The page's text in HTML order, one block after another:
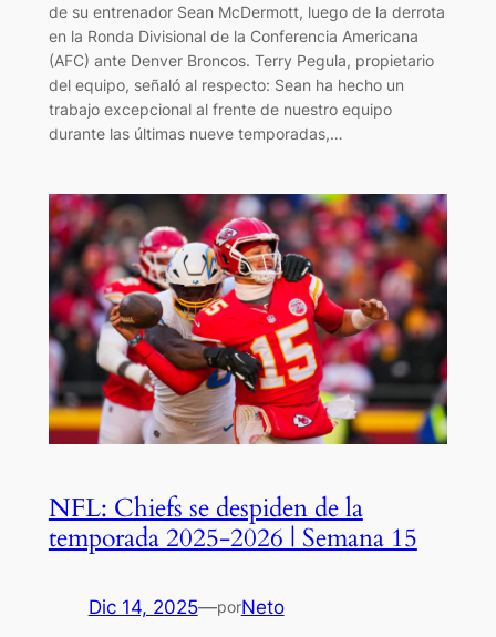
de su entrenador Sean McDermott, luego de la derrota
en la Ronda Divisional de la Conferencia Americana
(AFC) ante Denver Broncos. Terry Pegula, propietario
del equipo, señaló al respecto: Sean ha hecho un
trabajo excepcional al frente de nuestro equipo
durante las últimas nueve temporadas,…
NFL: Chiefs se despiden de la
temporada 2025-2026 | Semana 15
Dic 14, 2025—porNeto